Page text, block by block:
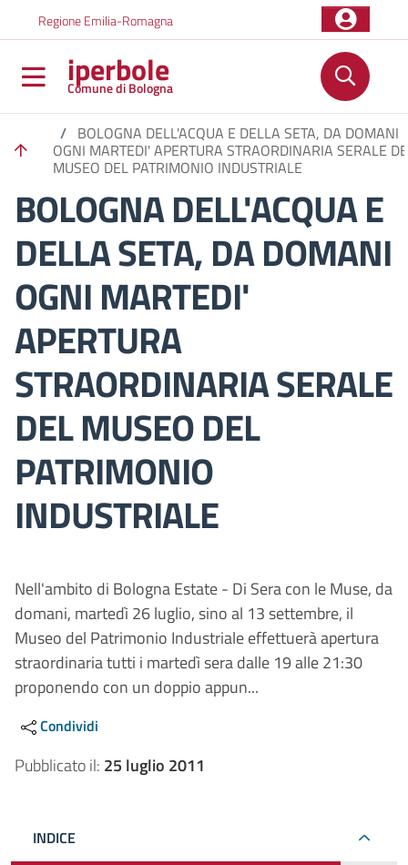
Regione Emilia-Romagna
iperbole
Comune di Bologna
/ BOLOGNA DELL'ACQUA E DELLA SETA, DA DOMANI
OGNI MARTEDI' APERTURA STRAORDINARIA SERALE
MUSEO DEL PATRIMONIO INDUSTRIALE
BOLOGNA DELL'ACQUA E
DELLA SETA, DA DOMANI
OGNI MARTEDI'
APERTURA
STRAORDINARIA SERALE
DEL MUSEO DEL
PATRIMONIO
INDUSTRIALE
Nell'ambito di Bologna Estate - Di Sera con le Muse, da
domani, martedì 26 luglio, sino al 13 settembre, il
Museo del Patrimonio Industriale effettuerà apertura
straordinaria tutti i martedì sera dalle 19 alle 21:30
proponendo con un doppio appun...
Condividi
Pubblicato il: 25 luglio 2011
INDICE